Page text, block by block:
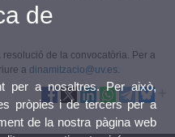
de la convocatòria. Per a
adinamitzacio@uv.es.
de
per a nosaltres. Per això,
pròpies i de tercers per a
de la nostra pàgina web